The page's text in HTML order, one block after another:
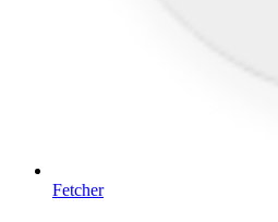
Fetcher